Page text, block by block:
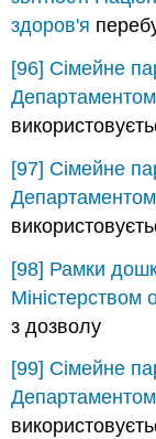
здоров'я
[96] Сімейне
Департаментом
[97] Сімейне
Департаментом
[98] Рамки
Міністерством
з дозволу
[99] Сімейне
Департаментом